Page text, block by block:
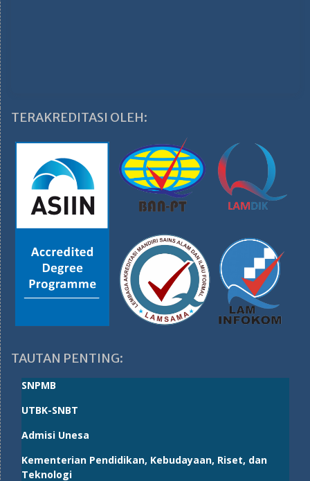
TERAKREDITASI OLEH:
TAUTAN PENTING:
SNPMB
UTBK-SNBT
Admisi Unesa
Kementerian Pendidikan, Kebudayaan, Riset, dan
Teknologi